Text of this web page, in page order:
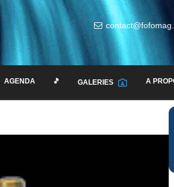
AGENDA 🎵 GALERIES A